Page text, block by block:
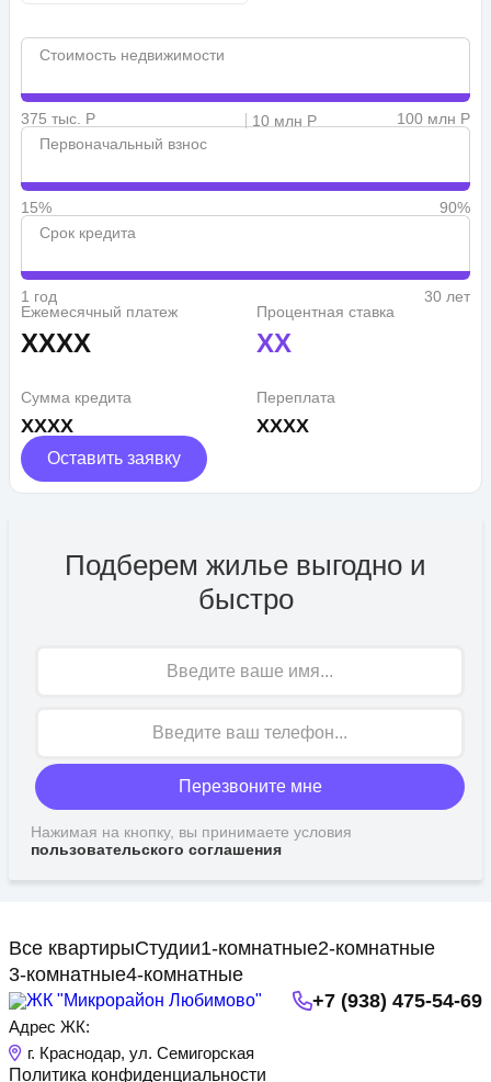
Стоимость недвижимости
375 тыс. Р 10 млн Р
100 млн Р
Первоначальный взнос
15%
90%
Срок кредита
1 год
30 лет
Ежемесячный платеж
XXXX
Процентная ставка
XX
Сумма кредита
XXXX
Переплата
XXXX
Оставить заявку
Подберем жилье выгодно и
быстро
Перезвоните мне
Нажимая на кнопку, вы принимаете условия
пользовательского соглашения
Все квартирыСтудии1-комнатные2-комнатные
3-комнатные4-комнатные
Адрес ЖК:
г. Краснодар, ул. Семигорская
+7 (938) 475-54-69
Политика конфиденциальности